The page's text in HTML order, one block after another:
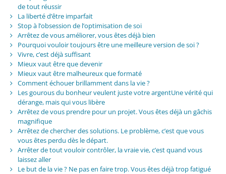
de tout réussir
La liberté d’être imparfait
Stop à l’obsession de l’optimisation de soi
Arrêtez de vous améliorer, vous êtes déjà bien
Pourquoi vouloir toujours être une meilleure version de soi ?
Vivre, c’est déjà suffisant
Mieux vaut être que devenir
Mieux vaut être malheureux que formaté
Comment échouer brillamment dans la vie ?
Les gourous du bonheur veulent juste votre argentUne vérité qui
dérange, mais qui vous libère
Arrêtez de vous prendre pour un projet. Vous êtes déjà un gâchis
magnifique
Arrêtez de chercher des solutions. Le problème, c’est que vous
vous êtes perdu dès le départ.
Arrêter de tout vouloir contrôler, la vraie vie, c’est quand vous
laissez aller
Le but de la vie ? Ne pas en faire trop. Vous êtes déjà trop fatigué